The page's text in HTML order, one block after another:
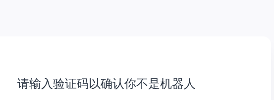
请输入验证码以确认你不是机器人